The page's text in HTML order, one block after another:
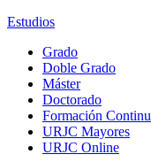
Estudios
Grado
Doble Grado
Máster
Doctorado
Formación
URJC Mayores
URJC Online